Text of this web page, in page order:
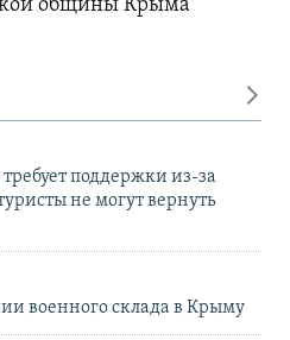
общины Крыма
поддержки из-за
не могут вернуть
военного склада в Крыму